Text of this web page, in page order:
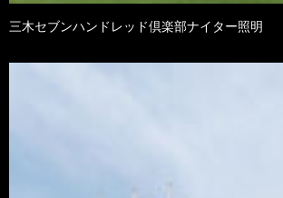
三木セブンハンドレッド倶楽部ナイター照明